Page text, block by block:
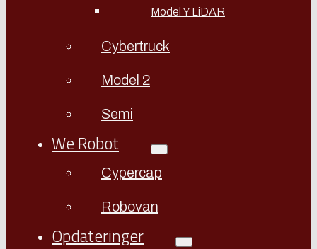
Model Y LiDAR
Cybertruck
Model 2
Semi
We Robot
Cypercap
Robovan
Opdateringer